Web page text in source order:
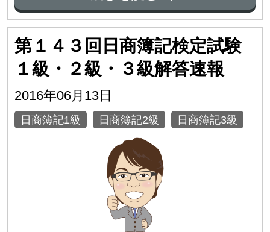
第１４３回日商簿記検定試験
１級・２級・３級解答速報
2016年06月13日
日商簿記1級 日商簿記2級 日商簿記3級